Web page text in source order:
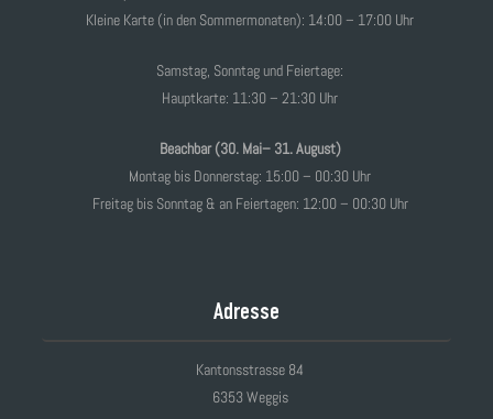
Kleine Karte (in den Sommermonaten): 14:00 – 17:00 Uhr
Samstag, Sonntag und Feiertage:
Hauptkarte: 11:30 – 21:30 Uhr
Beachbar (30. Mai– 31. August)
Montag bis Donnerstag: 15:00 – 00:30 Uhr
Freitag bis Sonntag & an Feiertagen: 12:00 – 00:30 Uhr
Adresse
Kantonsstrasse 84
6353 Weggis